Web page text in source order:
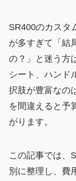
SR400のカスタ
が多すぎて「結
の？」と迷う方
シート、ハン
択肢が豊富なの
を間違えると予
がります。
この記事では、
別に整理し、費